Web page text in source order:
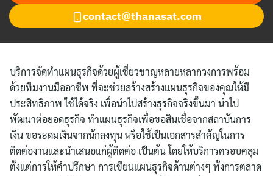
contact@thanasat.com
บริการจัดทำแผนธุรกิจด้วยผู้เชี่ยวชาญหลายหลากวงการพร้อม
ด้วยทีมงานมืออาชีพ ที่จะช่วยสร้างสร้างแผนธุรกิจของคุณให้มี
ประสิทธิภาพ ใช้ได้จริง เพื่อนำไปสร้างธุรกิจจริงขึ้นมา นำไป
พัฒนาต่อยอดธุรกิจ ทำแผนธุรกิจเพื่อขอสินเชื่อจากสถาบันการ
เงิน ขอระดมเงินจากนักลงทุน หรือใช้เป็นเอกสารสำคัญในการ
ติดต่องานและนำเสนอแก่ผู้ติดต่อ เป็นต้น โดยให้บริการครอบคลุม
ตั้งแต่การให้คำปรึกษา การเขียนแผนธุรกิจด้านต่างๆ ทั้งการตลาด